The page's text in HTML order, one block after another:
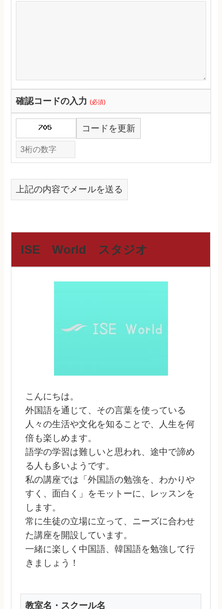
確認コードの入力(必須)
コードを更新
上記の内容でメールを送る
ISE World スタジオ
こんにちは。
外国語を通じて、その言葉を使っている
人々の生活や文化を知ることで、人生を何
倍も楽しめます。
語学の学習は難しいと思われ、途中で諦め
る人も多いようです。
私の講座では「外国語の勉強を、わかりや
すく、面白く」をモットーに、レッスンを
します。
常に生徒の立場に立って、ニーズに合わせ
た講座を開設しています。
一緒に楽しく中国語、韓国語を勉強して行
きましょう！
教室名・スクール名